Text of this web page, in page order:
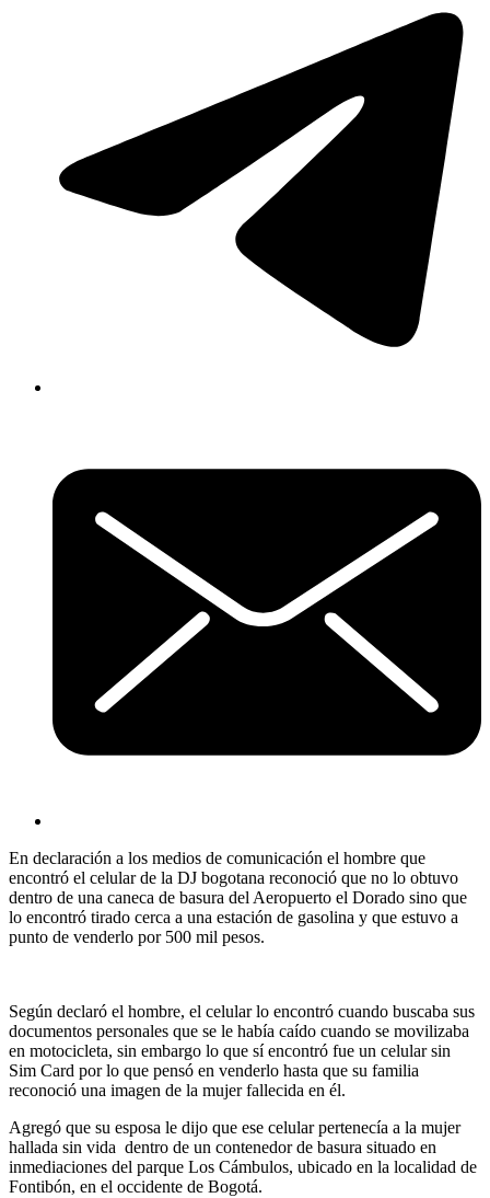
En declaración a los medios de comunicación el hombre que
encontró el celular de la DJ bogotana reconoció que no lo obtuvo
dentro de una caneca de basura del Aeropuerto el Dorado sino que
lo encontró tirado cerca a una estación de gasolina y que estuvo a
punto de venderlo por 500 mil pesos.
Según declaró el hombre, el celular lo encontró cuando buscaba sus
documentos personales que se le había caído cuando se movilizaba
en motocicleta, sin embargo lo que sí encontró fue un celular sin
Sim Card por lo que pensó en venderlo hasta que su familia
reconoció una imagen de la mujer fallecida en él.
Agregó que su esposa le dijo que ese celular pertenecía a la mujer
hallada sin vida dentro de un contenedor de basura situado en
inmediaciones del parque Los Cámbulos, ubicado en la localidad de
Fontibón, en el occidente de Bogotá.